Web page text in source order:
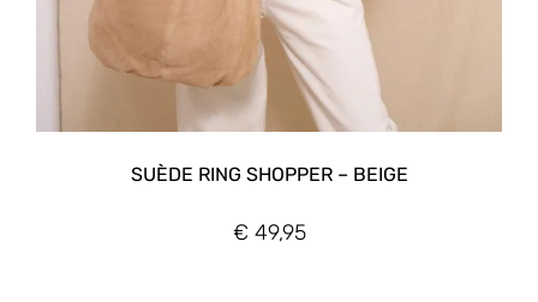
SUÈDE RING SHOPPER – BEIGE
€ 49,95